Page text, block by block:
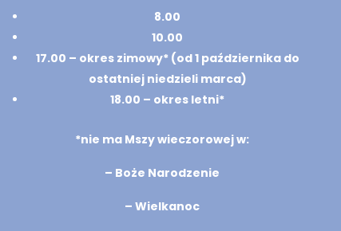
8.00
10.00
17.00 – okres zimowy* (od 1 października do
ostatniej niedzieli marca)
18.00 – okres letni*
*nie ma Mszy wieczorowej w:
– Boże Narodzenie
– Wielkanoc